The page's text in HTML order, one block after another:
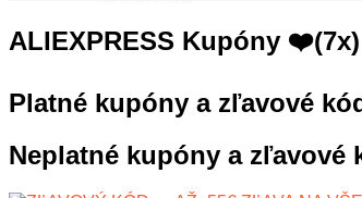
ALIEXPRESS Kupóny
Platné kupóny a zľavové
Neplatné kupóny a zľavové